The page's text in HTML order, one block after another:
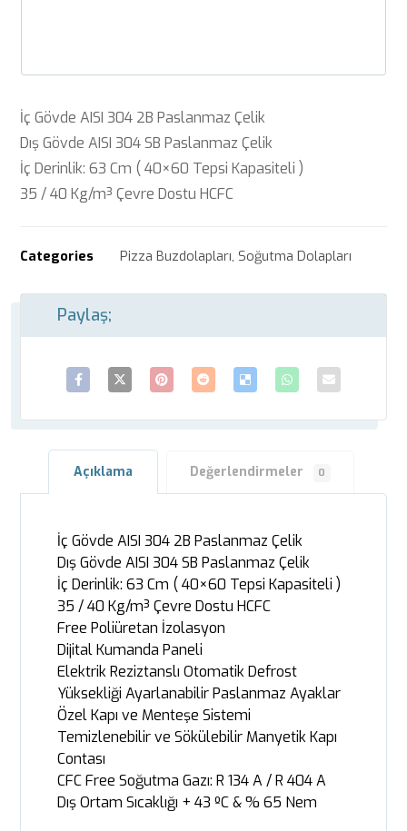
İç Gövde AISI 304 2B Paslanmaz Çelik
Dış Gövde AISI 304 SB Paslanmaz Çelik
İç Derinlik: 63 Cm ( 40×60 Tepsi Kapasiteli )
35 / 40 Kg/m³ Çevre Dostu HCFC
Categories Pizza Buzdolapları, Soğutma Dolapları
Açıklama Değerlendirmeler 0
İç Gövde AISI 304 2B Paslanmaz Çelik
Dış Gövde AISI 304 SB Paslanmaz Çelik
İç Derinlik: 63 Cm ( 40×60 Tepsi Kapasiteli )
35 / 40 Kg/m³ Çevre Dostu HCFC
Free Poliüretan İzolasyon
Dijital Kumanda Paneli
Elektrik Reziztanslı Otomatik Defrost
Yüksekliği Ayarlanabilir Paslanmaz Ayaklar
Özel Kapı ve Menteşe Sistemi
Temizlenebilir ve Sökülebilir Manyetik Kapı
Contası
CFC Free Soğutma Gazı: R 134 A / R 404 A
Dış Ortam Sıcaklığı + 43 ºC & % 65 Nem